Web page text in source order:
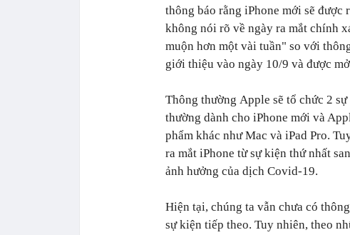
thông báo rằng iPhone mới sẽ
không nói rõ về ngày ra mắt chính
muộn hơn một vài tuần" so với
giới thiệu vào ngày 10/9 và được
Thông thường Apple sẽ tổ chức 2
thường dành cho iPhone mới và
phẩm khác như Mac và iPad Pro.
ra mắt iPhone từ sự kiện thứ nhất
ảnh hưởng của dịch Covid-19.
Hiện tại, chúng ta vẫn chưa có
sự kiện tiếp theo. Tuy nhiên, theo